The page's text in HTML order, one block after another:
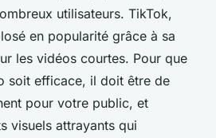
utilisateurs. TikTok,
en popularité grâce à sa
les vidéos courtes. Pour que
soit efficace, il doit être de
pour votre public, et
visuels attrayants qui